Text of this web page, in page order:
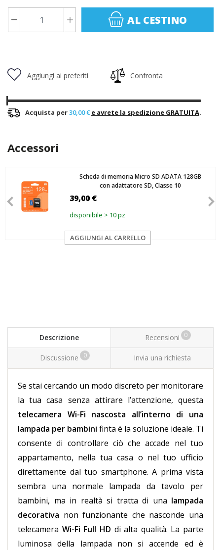
AL CESTINO
Aggiungi ai preferiti Confronta
Acquista per30,00 € e avrete la spedizione GRATUITA.
Accessori
Scheda di memoria Micro SD ADATA 128GB
con adattatore SD, Classe 10
39,00 €
disponibile > 10 pz
AGGIUNGI AL CARRELLO
Descrizione Recensioni 0
Discussione 0 Invia una richiesta
Se stai cercando un modo discreto per monitorare
la tua casa senza attirare l’attenzione, questa
telecamera Wi-Fi nascosta all’interno di una
lampada per bambini finta è la soluzione ideale. Ti
consente di controllare ciò che accade nel tuo
appartamento, nella tua casa o nel tuo ufficio
direttamente dal tuo smartphone. A prima vista
sembra una normale lampada da tavolo per
bambini, ma in realtà si tratta di una lampada
decorativa non funzionante che nasconde una
telecamera Wi-Fi Full HD di alta qualità. La parte
luminosa della lampada non si accende ed è